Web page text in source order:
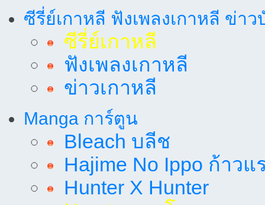
ซีรี่ย์เกาหลี ฟังเพลงเกาหลี ข่าว
ซีรี่ย์เกาหลี
ฟังเพลงเกาหลี
ข่าวเกาหลี
Manga การ์ตูน
Bleach บลีช
Hajime No Ippo ก้าวแ
Hunter X Hunter